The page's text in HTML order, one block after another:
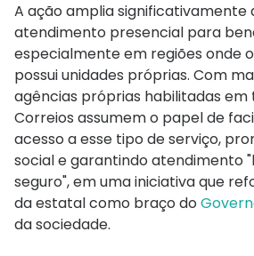
A ação amplia significativamente
atendimento presencial para
especialmente em regiões onde
possui unidades próprias. Com
agências próprias habilitadas em
Correios assumem o papel de
acesso a esse tipo de serviço,
social e garantindo atendimento
seguro", em uma iniciativa que
da estatal como braço do
da sociedade.